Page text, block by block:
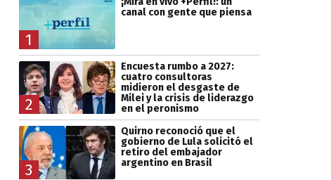
1
canal con gente que piensa
2
Encuesta rumbo a 2027:
cuatro consultoras
midieron el desgaste de
Milei y la crisis de liderazgo
en el peronismo
3
Quirno reconoció que el
gobierno de Lula solicitó el
retiro del embajador
argentino en Brasil